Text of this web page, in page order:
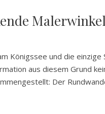
Königssee und die einzige
aus diesem Grund
Der